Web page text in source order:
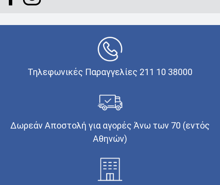
Τηλεφωνικές Παραγγελίες 211 10 38000
Δωρεάν Αποστολή για αγορές Άνω των 70 (εντός
Αθηνών)